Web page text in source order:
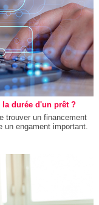
durée d'un prêt ?
trouver un financement
engament important.